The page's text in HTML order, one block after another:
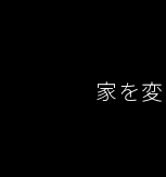
家を